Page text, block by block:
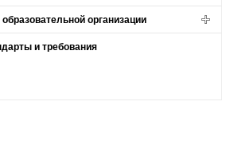
организации
и требования